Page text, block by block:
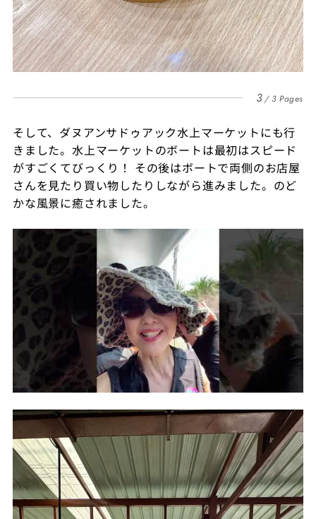
3 3 Pages
そして、ダヌアンサドゥアック水上マーケットにも行
きました。水上マーケットのボートは最初はスピード
がすごくてびっくり！ その後はボートで両側のお店屋
さんを見たり買い物したりしながら進みました。のど
かな風景に癒されました。